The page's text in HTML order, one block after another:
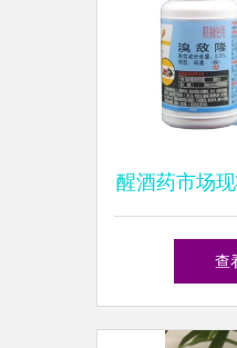
醒酒药市场
查